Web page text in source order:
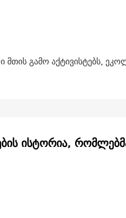
მთის გამო აქტივისტებს,
ისტორია,